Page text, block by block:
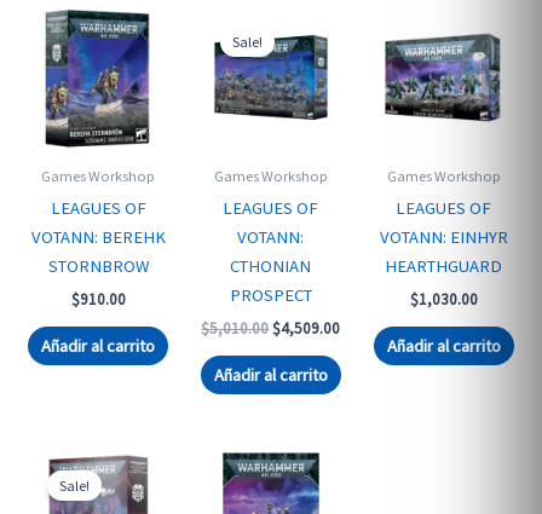
Games Workshop
LEAGUES OF
VOTANN: BEREHK
STORNBROW
$910.00
Añadir al carrito
Sale!
Games Workshop
LEAGUES OF
VOTANN:
CTHONIAN
PROSPECT
$5,010.00 Original
was:
$5,010.00.
$4,509.00Current
is:
$4,509.00.
Añadir al carrito
Games Workshop
LEAGUES OF
VOTANN: EINHYR
HEARTHGUARD
$1,030.00
Añadir al carrito
Sale!